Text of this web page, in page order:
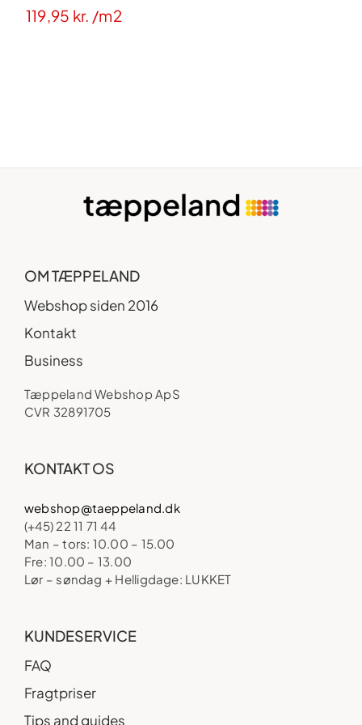
119,95 kr. /m2
OM TÆPPELAND
Webshop siden 2016
Kontakt
Business
Tæppeland Webshop ApS
CVR 32891705
KONTAKT OS
webshop@taeppeland.dk
(+45) 22 11 71 44
Man – tors: 10.00 – 15.00
Fre: 10.00 – 13.00
Lør – søndag + Helligdage: LUKKET
KUNDESERVICE
FAQ
Fragtpriser
Tips and guides